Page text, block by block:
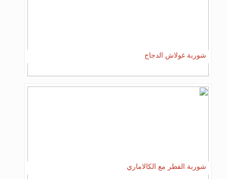
شوربة غولاش الدجاج
شوربة الفطر مع الكالاماري